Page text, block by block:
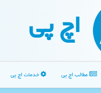
اچ پی
مطالب اچ پی خدمات اچ پی